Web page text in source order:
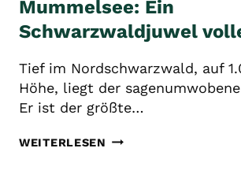
Mummelsee: Ein
Schwarzwaldjuwel
Tief im Nordschwarzwald, auf
Höhe, liegt der
Er ist der größte…
WEITERLESEN MUMMELSEE: